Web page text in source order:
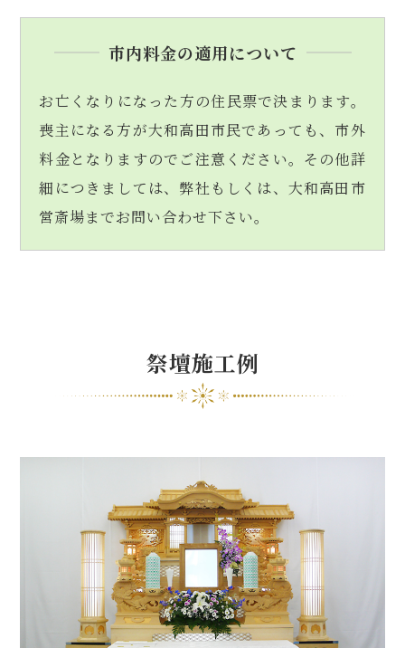
市内料金の適用について
お亡くなりになった方の住民票で決まります。
喪主になる方が大和高田市民であっても、市外
料金となりますのでご注意ください。その他詳
細につきましては、弊社もしくは、大和高田市
営斎場までお問い合わせ下さい。
祭壇施工例